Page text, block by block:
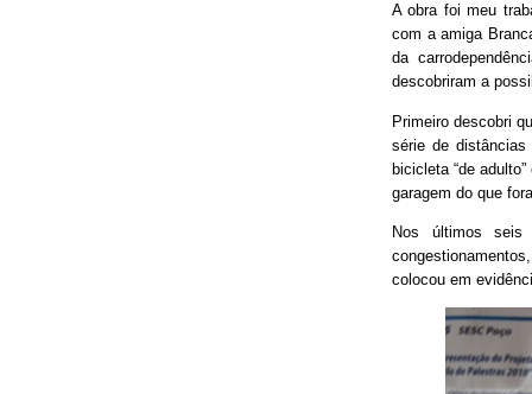
A obra foi meu
com a amiga
da
descobriram a
Primeiro descobri
série de distâncias
bicicleta “de
garagem do que
Nos últimos seis
colocou em